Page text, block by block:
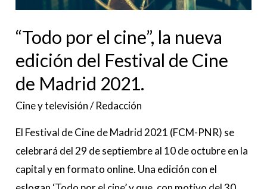
“Todo por el cine”, la nueva
edición del Festival de Cine
de Madrid 2021.
Cine y televisión/Redacción
El Festival de Cine de Madrid 2021 (FCM-PNR) se
celebrará del 29 de septiembre al 10 de octubre en la
capital y en formato online. Una edición con el
Festival
de
Cine
de
Madrid
2021.